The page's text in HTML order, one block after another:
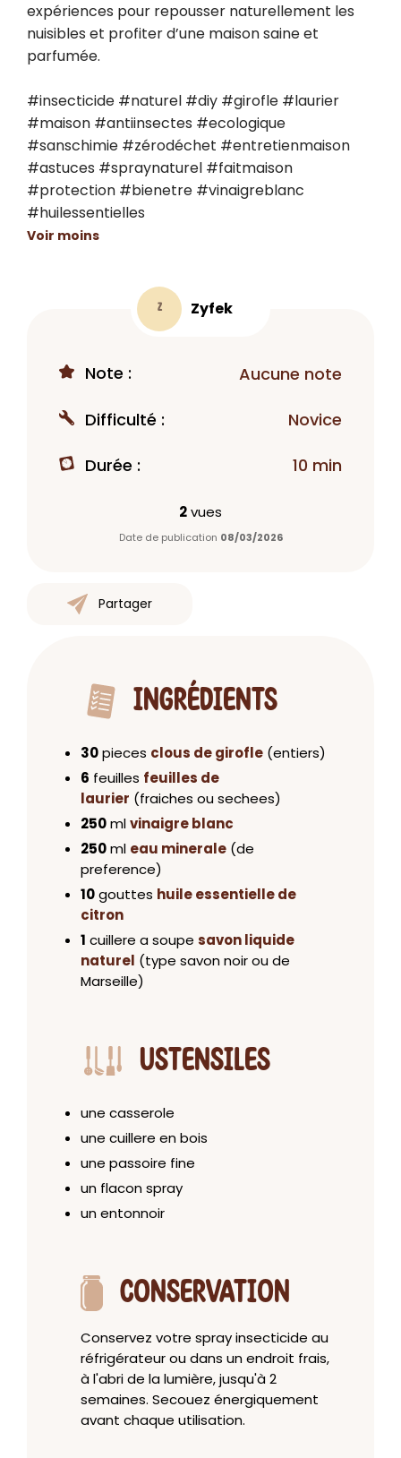
expériences pour repousser naturellement les
nuisibles et profiter d’une maison saine et
parfumée.
#insecticide #naturel #diy #girofle #laurier
#maison #antiinsectes #ecologique
#sanschimie #zérodéchet #entretienmaison
#astuces #spraynaturel #faitmaison
#protection #bienetre #vinaigreblanc
#huilessentielles
Voir moins
Z Zyfek
Note : Aucune note
Difficulté : Novice
Durée : 10 min
2vues
Date de publication 08/03/2026
Partager
INGRÉDIENTS
30pieces clous de girofle (entiers)
6 feuilles feuilles de
laurier (fraiches ou sechees)
250mlvinaigre blanc
250ml eau minerale (de
preference)
10gouttes huile essentielle de
citron
1 cuillere a soupe savon liquide
naturel (type savon noir ou de
Marseille)
USTENSILES
une casserole
une cuillere en bois
une passoire fine
un flacon spray
un entonnoir
CONSERVATION
Conservez votre spray insecticide au
réfrigérateur ou dans un endroit frais,
à l'abri de la lumière, jusqu'à 2
semaines. Secouez énergiquement
avant chaque utilisation.